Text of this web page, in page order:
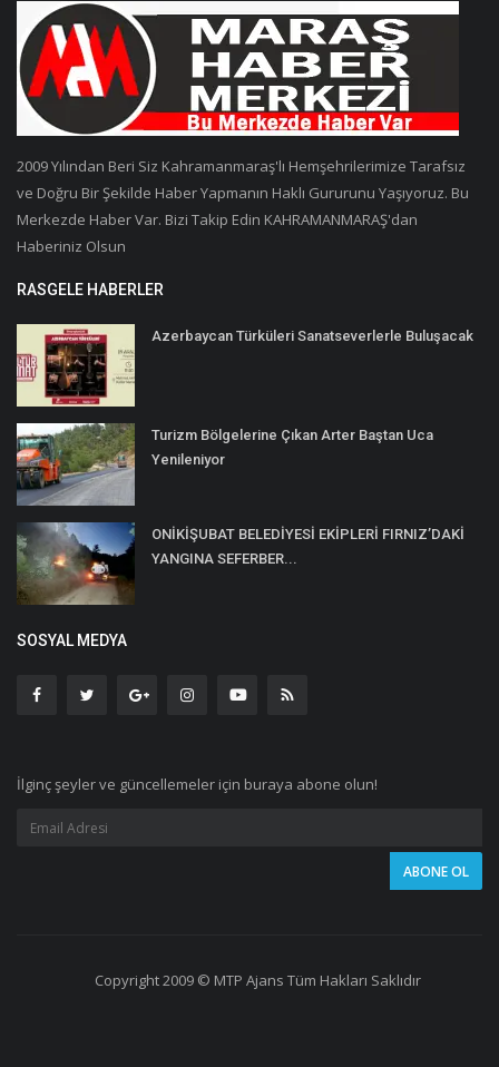
2009 Yılından Beri Siz Kahramanmaraş'lı Hemşehrilerimize Tarafsız
ve Doğru Bir Şekilde Haber Yapmanın Haklı Gururunu Yaşıyoruz. Bu
Merkezde Haber Var. Bizi Takip Edin KAHRAMANMARAŞ'dan
Haberiniz Olsun
RASGELE HABERLER
Azerbaycan Türküleri Sanatseverlerle Buluşacak
Turizm Bölgelerine Çıkan Arter Baştan Uca
Yenileniyor
ONİKİŞUBAT BELEDİYESİ EKİPLERİ FIRNIZ’DAKİ
YANGINA SEFERBER...
SOSYAL MEDYA
İlginç şeyler ve güncellemeler için buraya abone olun!
Copyright 2009 © MTP Ajans Tüm Hakları Saklıdır